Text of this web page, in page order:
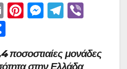
E
m
ai
l
Pi
e
M
s
T
gr
ρ
ποσοστιαίες μονάδες